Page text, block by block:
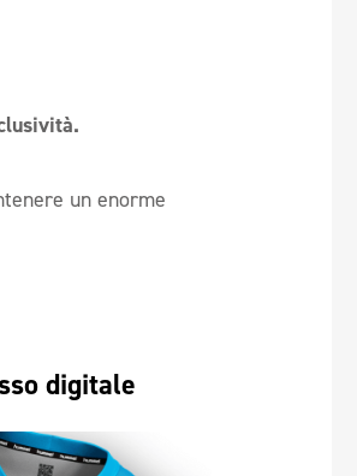
un enorme
digitale